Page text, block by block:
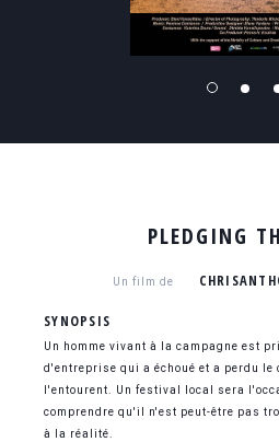
PLEDGING
Un film de
SYNOPSIS
Un homme vivant à la campagne est
d'entreprise qui a échoué et a perdu le
l'entourent. Un festival local sera
comprendre qu'il n'est peut-être pas
à la réalité.